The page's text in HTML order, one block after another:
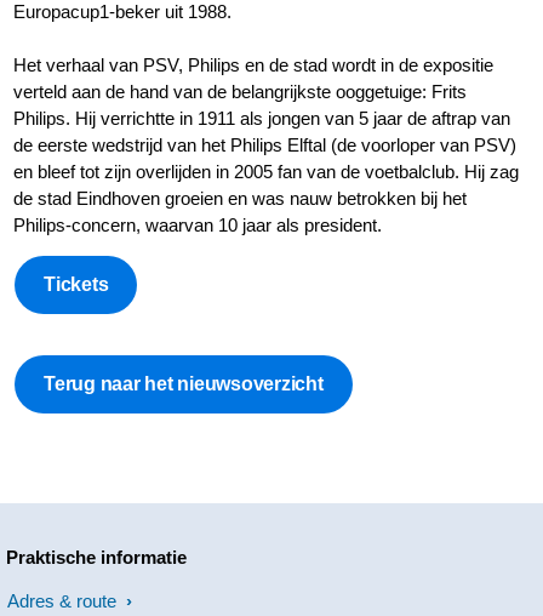
Europacup1-beker uit 1988.
Het verhaal van PSV, Philips en de stad wordt in de expositie
verteld aan de hand van de belangrijkste ooggetuige: Frits
Philips. Hij verrichtte in 1911 als jongen van 5 jaar de aftrap van
de eerste wedstrijd van het Philips Elftal (de voorloper van PSV)
en bleef tot zijn overlijden in 2005 fan van de voetbalclub. Hij zag
de stad Eindhoven groeien en was nauw betrokken bij het
Philips-concern, waarvan 10 jaar als president.
Tickets
Terug naar het nieuwsoverzicht
Praktische informatie
Adres & route